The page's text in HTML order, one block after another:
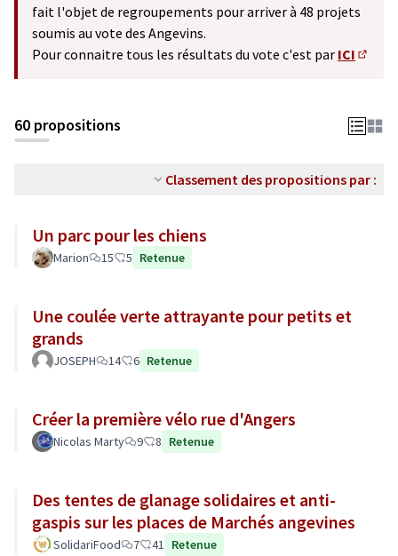
fait l'objet de regroupements pour arriver à 48 projets
soumis au vote des Angevins.
Pour connaitre tous les résultats du vote c'est par ICI
60 propositions
Classement des propositions par :
Un parc pour les chiens
Marion 15 5 Retenue
Une coulée verte attrayante pour petits et
grands
JOSEPH 14 6 Retenue
Créer la première vélo rue d'Angers
Nicolas Marty 9 8 Retenue
Des tentes de glanage solidaires et anti-
gaspis sur les places de Marchés angevines
SolidariFood 7 41 Retenue